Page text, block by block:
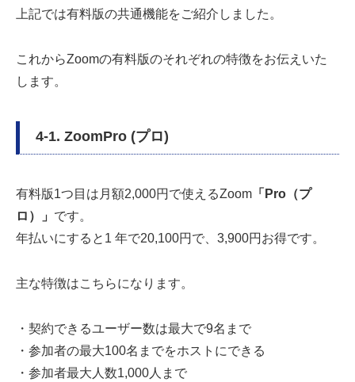
上記では有料版の共通機能をご紹介しました。
これからZoomの有料版のそれぞれの特徴をお伝えいた
します。
4-1. ZoomPro (プロ)
有料版1つ目は月額2,000円で使えるZoom 「Pro（プ
ロ）」 です。
年払いにすると1 年で20,100円で、3,900円お得です。
主な特徴はこちらになります。
・契約できるユーザー数は最大で9名まで
・参加者の最大100名までをホストにできる
・参加者最大人数1,000人まで